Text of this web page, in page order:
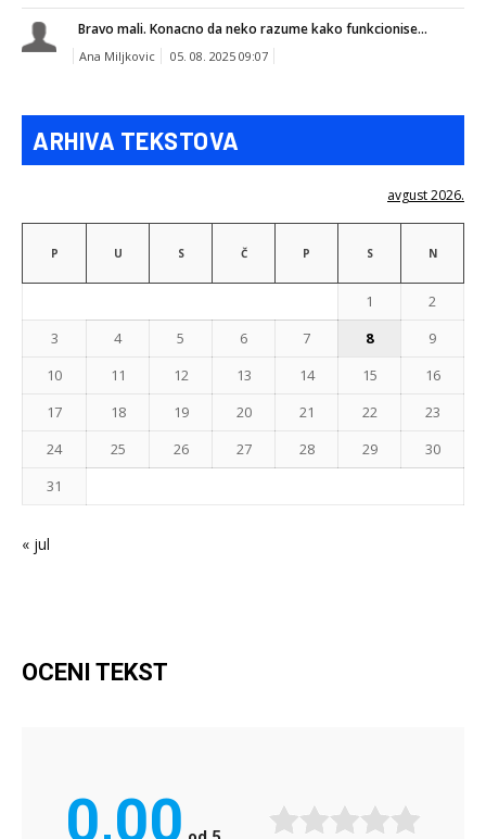
Bravo mali. Konacno da neko razume kako funkcionise...
Ana Miljkovic 05. 08. 2025 09:07
ARHIVA TEKSTOVA
avgust 2026.
P U S Č P S N
1
2
3
4 5 6 7 8
9
10
11 12 13 14 15
16
17
18 19 20 21 22
23
24
25 26 27 28 29
30
31
« jul
OCENI TEKST
0,00